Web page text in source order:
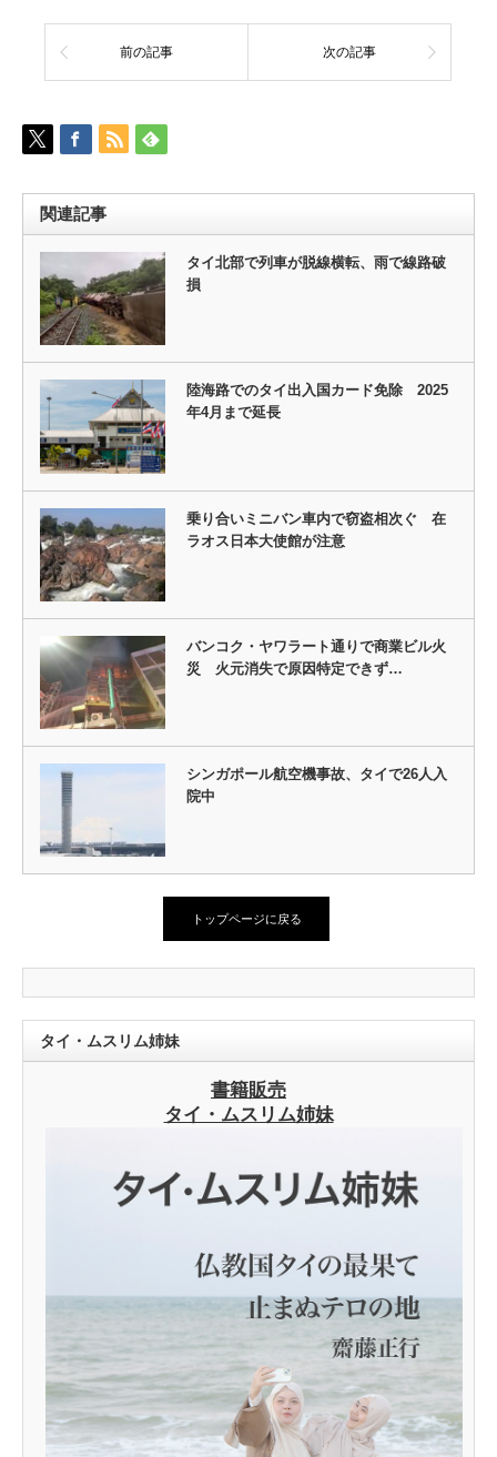
前の記事 次の記事
関連記事
タイ北部で列車が脱線横転、雨で線路破
損
陸海路でのタイ出入国カード免除 2025
年4月まで延長
乗り合いミニバン車内で窃盗相次ぐ 在
ラオス日本大使館が注意
バンコク・ヤワラート通りで商業ビル火
災 火元消失で原因特定できず…
シンガポール航空機事故、タイで26人入
院中
トップページに戻る
タイ・ムスリム姉妹
書籍販売
タイ・ムスリム姉妹